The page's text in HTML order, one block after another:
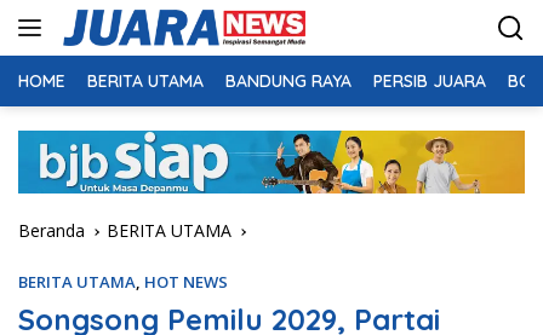
HOME BERITA UTAMA BANDUNG RAYA PERSIB JUARA
Beranda BERITA UTAMA
BERITA UTAMA, HOT NEWS
Songsong Pemilu 2029, Partai